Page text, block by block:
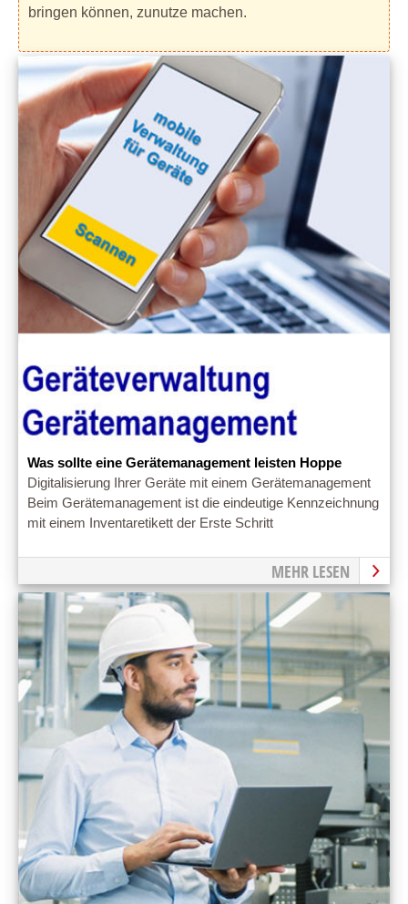
bringen können, zunutze machen.
Was sollte eine Gerätemanagement leisten Hoppe
Digitalisierung Ihrer Geräte mit einem Gerätemanagement
Beim Gerätemanagement ist die eindeutige Kennzeichnung
mit einem Inventaretikett der Erste Schritt
MEHR LESEN